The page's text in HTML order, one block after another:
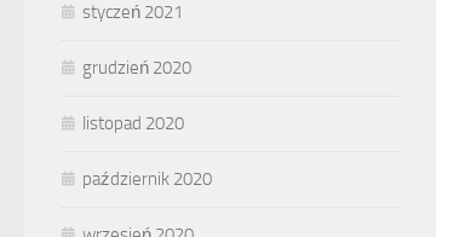
styczeń 2021
grudzień 2020
listopad 2020
październik 2020